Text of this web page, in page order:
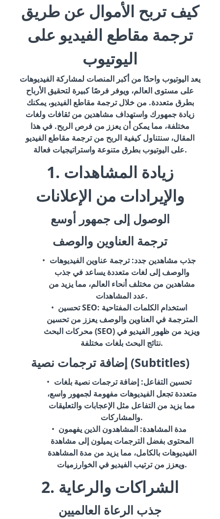
كيف تربح الأموال عن طريق
ترجمة مقاطع الفيديو على
اليوتيوب
يعد اليوتيوب واحدًا من أكبر المنصات لمشاركة الفيديوهات
على مستوى العالم، ويوفر فرصًا كبيرة لتحقيق الأرباح
بطرق متعددة. من خلال ترجمة مقاطع الفيديو، يمكنك
زيادة جمهورك واستهداف مشاهدين من ثقافات ولغات
مختلفة، مما يمكن أن يعزز من فرص الربح. في هذا
المقال، سنتناول كيفية الربح من ترجمة مقاطع الفيديو
على اليوتيوب بطرق متنوعة واستراتيجيات فعالة.
1. زيادة المشاهدات
والإيرادات من الإعلانات
الوصول إلى جمهور أوسع
ترجمة العناوين والوصف
جذب مشاهدين جدد: ترجمة عناوين الفيديوهات
والوصف إلى لغات متعددة يساعد في جذب
مشاهدين من مختلف أنحاء العالم، مما يزيد من
عدد المشاهدات.
تحسين SEO: استخدام الكلمات المفتاحية
المترجمة في العناوين والوصف يعزز من تحسين
محركات البحث (SEO) ويزيد من ظهور الفيديو في
نتائج البحث بلغات مختلفة.
إضافة ترجمات نصية (Subtitles)
تحسين التفاعل: إضافة ترجمات نصية بلغات
متعددة تجعل الفيديوهات مفهومة لجمهور واسع،
مما يزيد من التفاعل مثل الإعجابات والتعليقات
والمشاركات.
مدة المشاهدة: المشاهدون الذين يفهمون
المحتوى بفضل الترجمات يميلون إلى مشاهدة
الفيديوهات بالكامل، مما يزيد من مدة المشاهدة
ويعزز من ترتيب الفيديو في الخوارزميات.
2. الشراكات والرعاية
جذب الرعاة العالميين